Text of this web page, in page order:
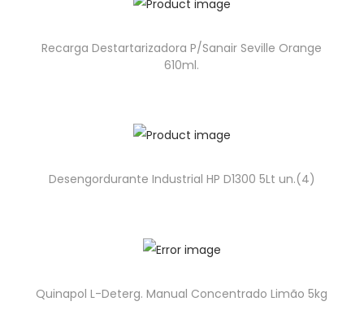
Recarga Destartarizadora P/Sanair Seville Orange
610ml.
Desengordurante Industrial HP D1300 5Lt un.(4)
Quinapol L-Deterg. Manual Concentrado Limão 5kg